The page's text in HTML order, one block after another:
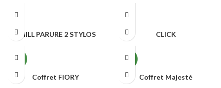
CHILL PARURE 2 STYLOS
COFFRETS CADEAUX
CLICK
COFFRETS CADEAUX
NEW
Coffret FIORY
NEW
Coffret Majesté